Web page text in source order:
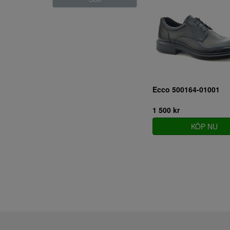
Ecco 500164-01001
1 500 kr
KÖP NU